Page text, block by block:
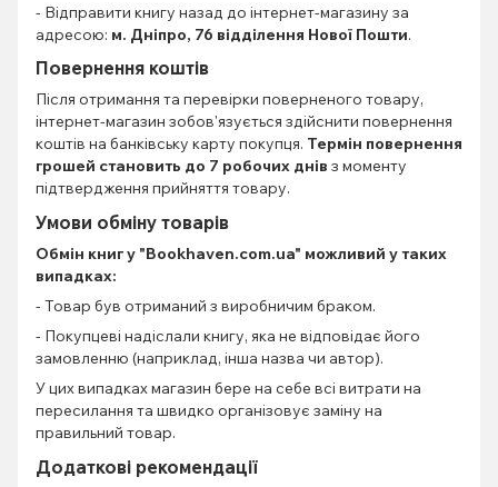
- Відправити книгу назад до інтернет-магазину за
адресою: м. Дніпро, 76 відділення Нової Пошти.
Повернення коштів
Після отримання та перевірки поверненого товару,
інтернет-магазин зобов'язується здійснити повернення
коштів на банківську карту покупця. Термін повернення
грошей становить до 7 робочих днів з моменту
підтвердження прийняття товару.
Умови обміну товарів
Обмін книгу "Bookhaven.com.ua" можливий у таких
випадках:
- Товар був отриманий з виробничим браком.
- Покупцеві надіслали книгу, яка не відповідає його
замовленню (наприклад, інша назва чи автор).
У цих випадках магазин бере на себе всі витрати на
пересилання та швидко організовує заміну на
правильний товар.
Додаткові рекомендації